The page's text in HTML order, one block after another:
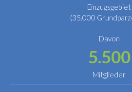
Einzugsgebiet
(35.000
Davon
5.500
Mitglieder